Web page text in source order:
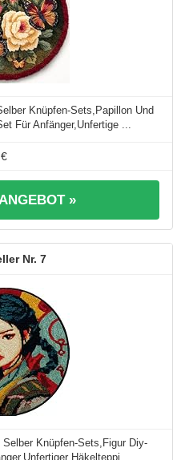
Knüpfen-Sets,Papillon Und
Für Anfänger,Unfertige ...
»
7
Knüpfen-Sets,Figur Diy-
Häkelteppi ...